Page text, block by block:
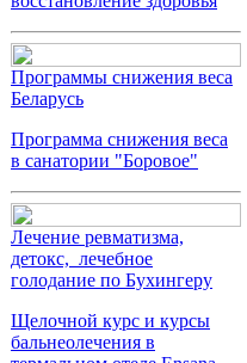
Программы снижения веса
Беларусь
Программа снижения веса
в санатории "Боровое"
Лечение ревматизма,
детокс, лечебное
голодание по Бухингеру
Щелочной курс и курсы
бальнеолечения в